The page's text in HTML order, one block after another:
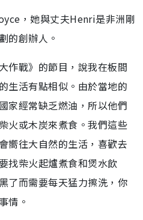
，她與丈夫Henri是非洲剛
的創辦人。
作戰》的節目，說我在板間
生活有點相似。由於當地的
家經常缺乏燃油，所以他們
火或木炭來煮食。我們這些
嚮往大自然的生活，喜歡去
找柴火起爐煮食和煲水飲
了而需要每天猛力擦洗，你
情。